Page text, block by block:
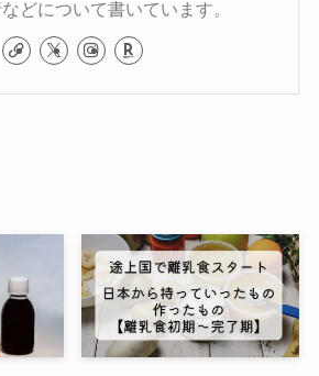
どについて書いています。